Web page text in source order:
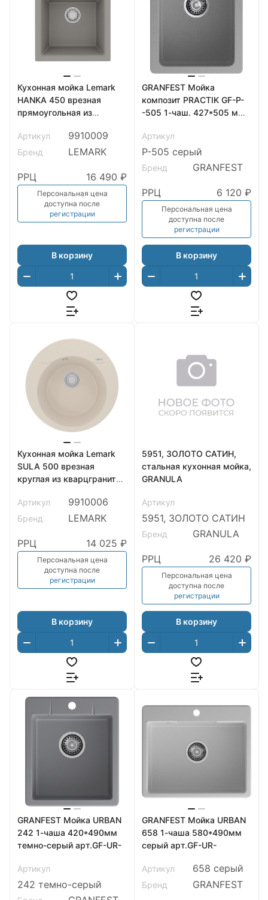
Кухонная мойка Lemark
HANKA 450 врезная
прямоугольная из
Артикул
9910009
Бренд LEMARK
РРЦ 16 490 ₽
Персональная цена
доступна после
регистрации
В корзину
GRANFEST Мойка
композит PRACTIK GF-P-
-505 1-чаш. 427*505 мм
Артикул
P-505 серый
Бренд GRANFEST
РРЦ 6 120 ₽
Персональная цена
доступна после
регистрации
В корзину
Кухонная мойка Lemark
SULA 500 врезная
круглая из кварцгранита,
Артикул
9910006
Бренд LEMARK
РРЦ 14 025 ₽
Персональная цена
доступна после
регистрации
В корзину
5951, ЗОЛОТО САТИН,
стальная кухонная мойка,
GRANULA
Артикул
5951, ЗОЛОТО САТИН
Бренд GRANULA
РРЦ 26 420 ₽
Персональная цена
доступна после
регистрации
В корзину
GRANFEST Мойка URBAN
242 1-чаша 420*490мм
темно-серый арт.GF-UR-
Артикул
242 темно-серый
GRANFEST Мойка URBAN
658 1-чаша 580*490мм
серый арт.GF-UR-
Артикул 658 серый
Бренд GRANFEST